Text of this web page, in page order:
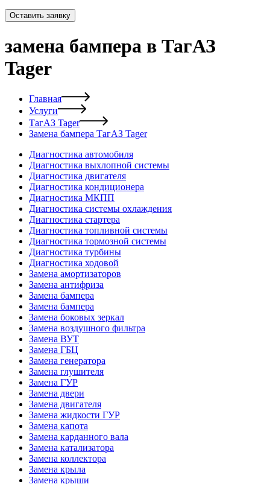
Оставить заявку
замена бампера в ТагАЗ
Tager
Главная
Услуги
ТагАЗ Tager
Замена бампера ТагАЗ Tager
Диагностика автомобиля
Диагностика выхлопной системы
Диагностика двигателя
Диагностика кондиционера
Диагностика МКПП
Диагностика системы охлаждения
Диагностика стартера
Диагностика топливной системы
Диагностика тормозной системы
Диагностика турбины
Диагностика ходовой
Замена амортизаторов
Замена антифриза
Замена бампера
Замена бампера
Замена боковых зеркал
Замена воздушного фильтра
Замена ВУТ
Замена ГБЦ
Замена генератора
Замена глушителя
Замена ГУР
Замена двери
Замена двигателя
Замена жидкости ГУР
Замена капота
Замена карданного вала
Замена катализатора
Замена коллектора
Замена крыла
Замена крыши